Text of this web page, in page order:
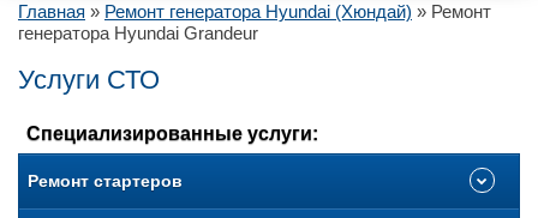
Главная » Ремонт генератора Hyundai (Хюндай) » Ремонт
генератора Hyundai Grandeur
Услуги СТО
Специализированные услуги:
Ремонт стартеров